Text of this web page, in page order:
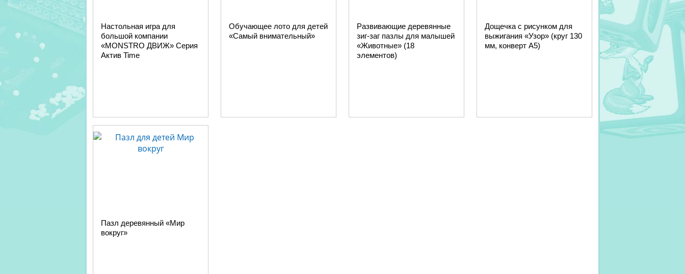
Настольная игра для
большой компании
«MONSTRO ДВИЖ» Серия
Актив Time
Обучающее лото для детей
«Самый внимательный»
Развивающие деревянные
зиг-заг пазлы для малышей
«Животные» (18
элементов)
Дощечка с рисунком для
выжигания «Узор» (круг 130
мм, конверт А5)
Пазл деревянный «Мир
вокруг»